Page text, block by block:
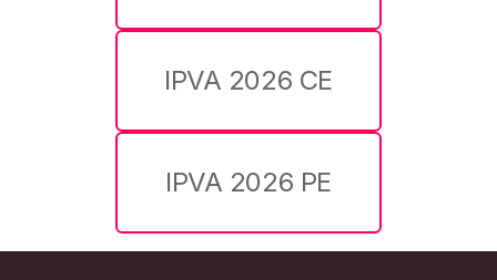
IPVA 2026 CE
IPVA 2026 PE